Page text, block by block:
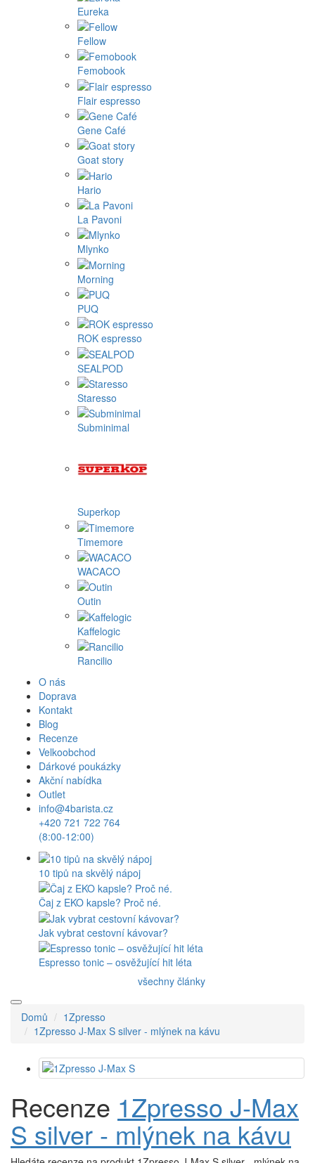
Eureka
Fellow
Femobook
Flair espresso
Gene Café
Goat story
Hario
La Pavoni
Mlynko
Morning
PUQ
ROK espresso
SEALPOD
Staresso
Subminimal
Superkop
Timemore
WACACO
Outin
Kaffelogic
Rancilio
O nás
Doprava
Kontakt
Blog
Recenze
Velkoobchod
Dárkové poukázky
Akční nabídka
Outlet
info@4barista.cz
+420 721 722 764
(8:00-12:00)
10 tipů na skvělý nápoj
Čaj z EKO kapsle? Proč né.
Jak vybrat cestovní kávovar?
Espresso tonic – osvěžující hit léta
všechny články
Domů
1Zpresso
1Zpresso J-Max S silver - mlýnek na kávu
Recenze 1Zpresso J-Max
S silver - mlýnek na kávu